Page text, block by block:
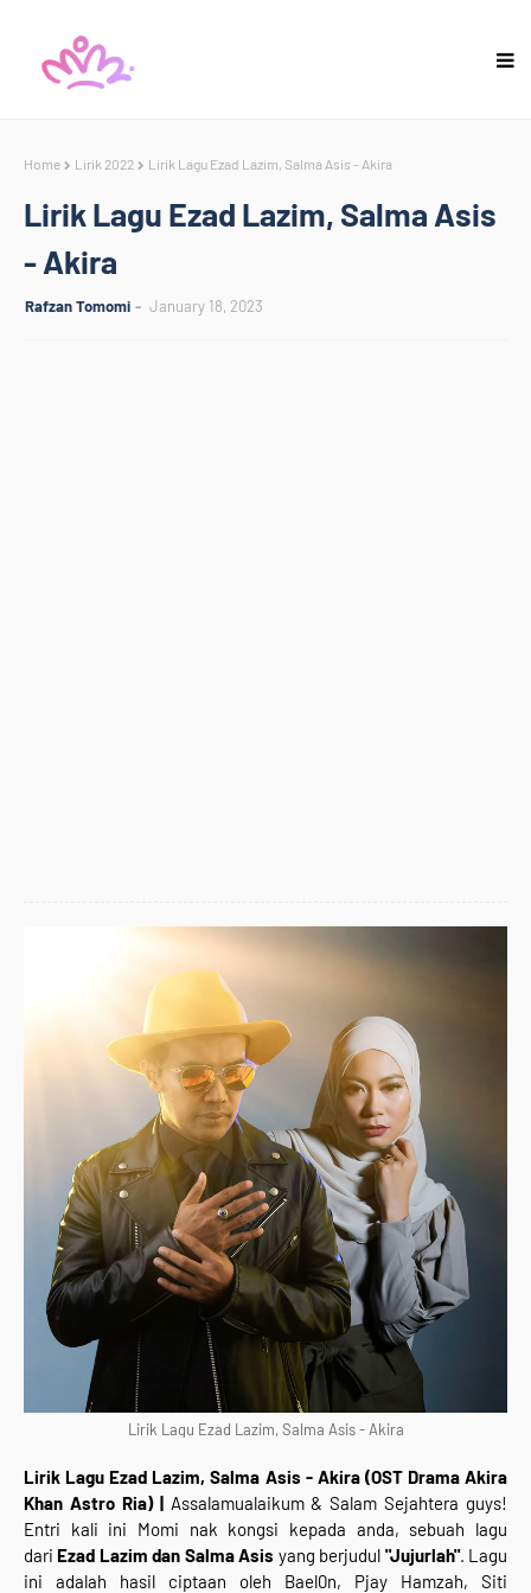
Home Lirik 2022 Lirik Lagu Ezad Lazim, Salma Asis - Akira
Lirik Lagu Ezad Lazim, Salma Asis
- Akira
Rafzan Tomomi January 18, 2023
Lirik Lagu Ezad Lazim, Salma Asis - Akira
Lirik Lagu Ezad Lazim, Salma Asis - Akira (OST Drama Akira
Khan Astro Ria) | Assalamualaikum & Salam Sejahtera guys!
Entri kali ini Momi nak kongsi kepada anda, sebuah lagu
dari Ezad Lazim dan Salma Asis yang berjudul "Jujurlah". Lagu
ini adalah hasil ciptaan oleh Bael0n, Pjay Hamzah, Siti